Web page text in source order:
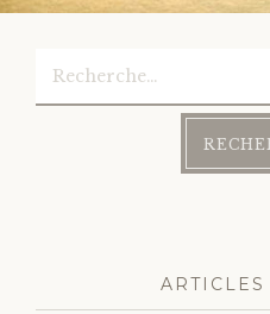
navigation
ARTICLES